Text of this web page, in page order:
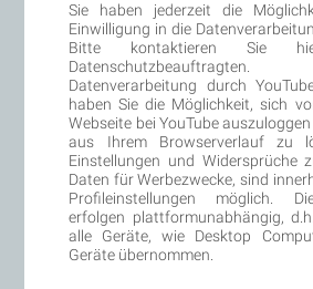
Sie haben jederzeit die
Einwilligung in die
Bitte kontaktieren Sie
Datenverarbeitung durch
haben Sie die Möglichkeit, sich
Webseite bei YouTube
aus Ihrem Browserverlauf zu
Einstellungen und Widersprüche
Daten für Werbezwecke, sind
Profileinstellungen möglich.
erfolgen plattformunabhängig,
alle Geräte, wie Desktop
Geräte übernommen.